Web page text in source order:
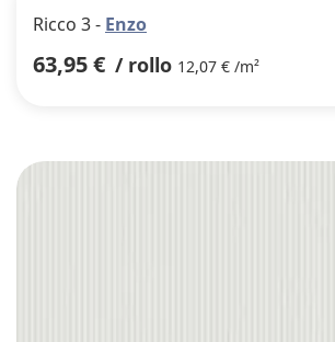
Ricco 3 - Enzo
63,95 € / rollo 12,07 € /m²